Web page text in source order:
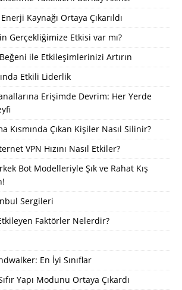
Kaynağı Ortaya Çıkarıldı
Gerçekliğimize Etkisi var mı?
ile Etkileşimlerinizi Artırın
Etkili Liderlik
Erişimde Devrim: Her Yerde
Kısmında Çıkan Kişiler Nasıl Silinir?
VPN Hızını Nasıl Etkiler?
Bot Modelleriyle Şık ve Rahat Kış
Sergileri
Faktörler Nelerdir?
En İyi Sınıflar
Yapı Modunu Ortaya Çıkardı